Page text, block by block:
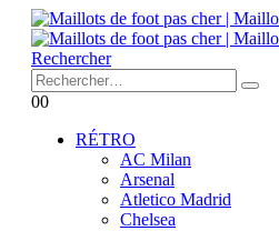
Rechercher
00
RÉTRO
AC Milan
Arsenal
Atletico Madrid
Chelsea